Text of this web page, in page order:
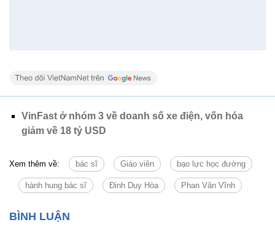
VinFast ở nhóm 3 về doanh số xe điện, vốn hóa
giảm về 18 tỷ USD
Xem thêm về: bác sĩ Giáo viên bạo lực học đường
hành hung bác sĩ Đinh Duy Hòa Phan Văn Vĩnh